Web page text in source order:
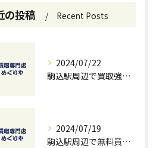
の投稿 Recent Posts
2024/07/22
駒込駅周辺で買取強化中！お得に売るための秘訣
2024/07/19
駒込駅周辺で無料買取を試すチャンス！ベストな方法とコツ